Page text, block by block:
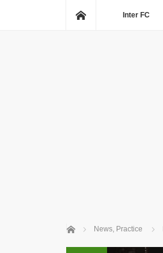
ホームInter FC
ホーム News, Practice